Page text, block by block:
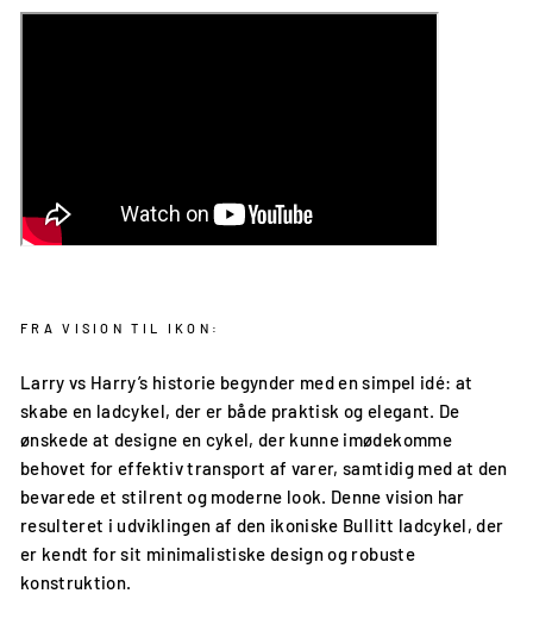
FRA VISION TIL IKON:
Larry vs Harry’s historie begynder med en simpel idé: at
skabe en ladcykel, der er både praktisk og elegant. De
ønskede at designe en cykel, der kunne imødekomme
behovet for effektiv transport af varer, samtidig med at den
bevarede et stilrent og moderne look. Denne vision har
resulteret i udviklingen af den ikoniske Bullitt ladcykel, der
er kendt for sit minimalistiske design og robuste
konstruktion.